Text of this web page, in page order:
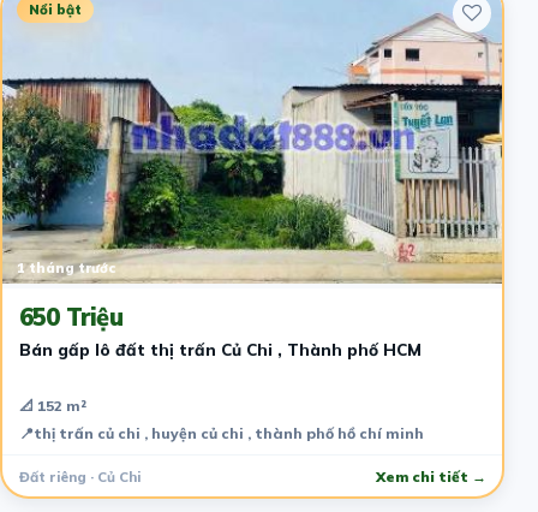
Nổi bật
1 tháng trước
650 Triệu
Bán gấp lô đất thị trấn Củ Chi , Thành phố HCM
📐 152 m²
📍thị trấn củ chi , huyện củ chi , thành phố hồ chí minh
Đất riêng · Củ Chi Xem chi tiết →